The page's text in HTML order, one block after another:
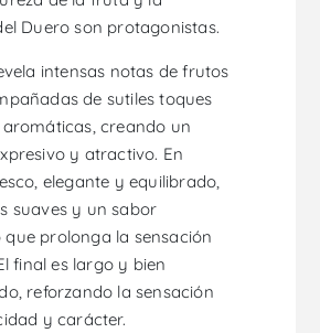
Duero son protagonistas.
intensas notas de frutos
de sutiles toques
creando un
y atractivo. En
elegante y equilibrado,
suaves y un sabor
prolonga la sensación
final es largo y bien
reforzando la sensación
y carácter.